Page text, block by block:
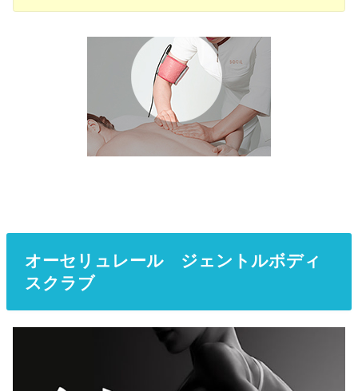
オーセリュレール ジェントルボディ
スクラブ